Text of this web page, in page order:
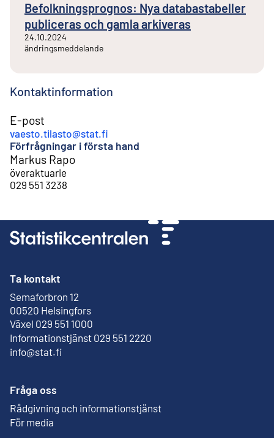
Befolkningsprognos: Nya databastabeller
publiceras och gamla arkiveras
24.10.2024
ändringsmeddelande
Kontaktinformation
E-post
vaesto.tilasto@stat.fi
Förfrågningar i första hand
Markus Rapo
överaktuarie
029 551 3238
Ta kontakt
Semaforbron 12
00520 Helsingfors
Extern länk
Växel 029 551 1000
Informationstjänst 029 551 2220
info@stat.fi
Fråga oss
Rådgivning och informationstjänst
För media